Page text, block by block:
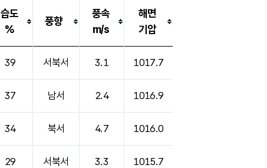
습도
%
풍향
풍속
m/s
해면
기압
39 서북서 3.1 1017.7
37 남서 2.4 1016.9
34 북서 4.7 1016.0
29 서북서 3.3 1015.7